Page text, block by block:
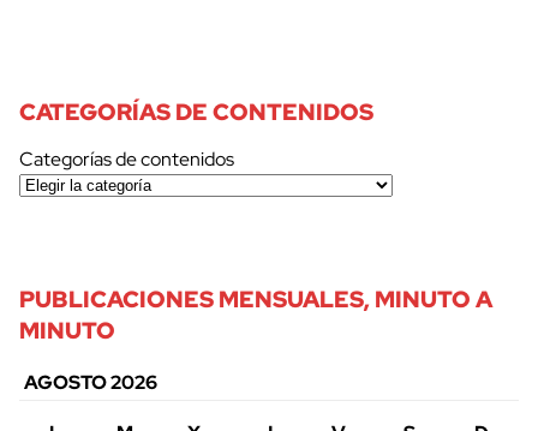
CATEGORÍAS DE CONTENIDOS
Categorías de contenidos
PUBLICACIONES MENSUALES, MINUTO A
MINUTO
AGOSTO 2026